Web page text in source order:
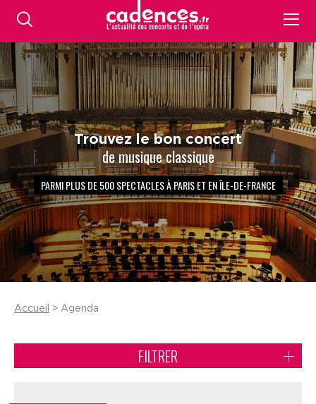
Trouvez le bon concert
de musique classique
PARMI PLUS DE 500 SPECTACLES À PARIS ET EN ÎLE-DE-FRANCE
Accueil > Agenda
FILTRER